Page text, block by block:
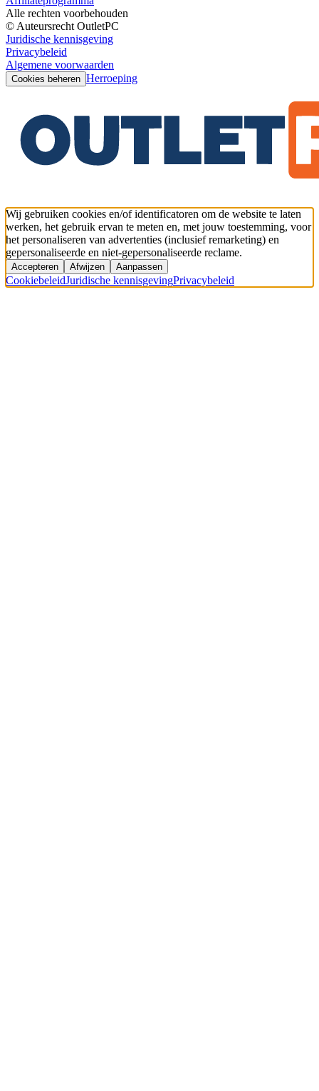
Alle rechten voorbehouden
© Auteursrecht OutletPC
Juridische kennisgeving
Privacybeleid
Algemene voorwaarden
Cookies beheren Herroeping
Wij gebruiken cookies en/of identificatoren om de website te laten
werken, het gebruik ervan te meten en, met jouw toestemming, voor
het personaliseren van advertenties (inclusief remarketing) en
gepersonaliseerde en niet-gepersonaliseerde reclame.
Accepteren Afwijzen Aanpassen
CookiebeleidJuridische kennisgevingPrivacybeleid